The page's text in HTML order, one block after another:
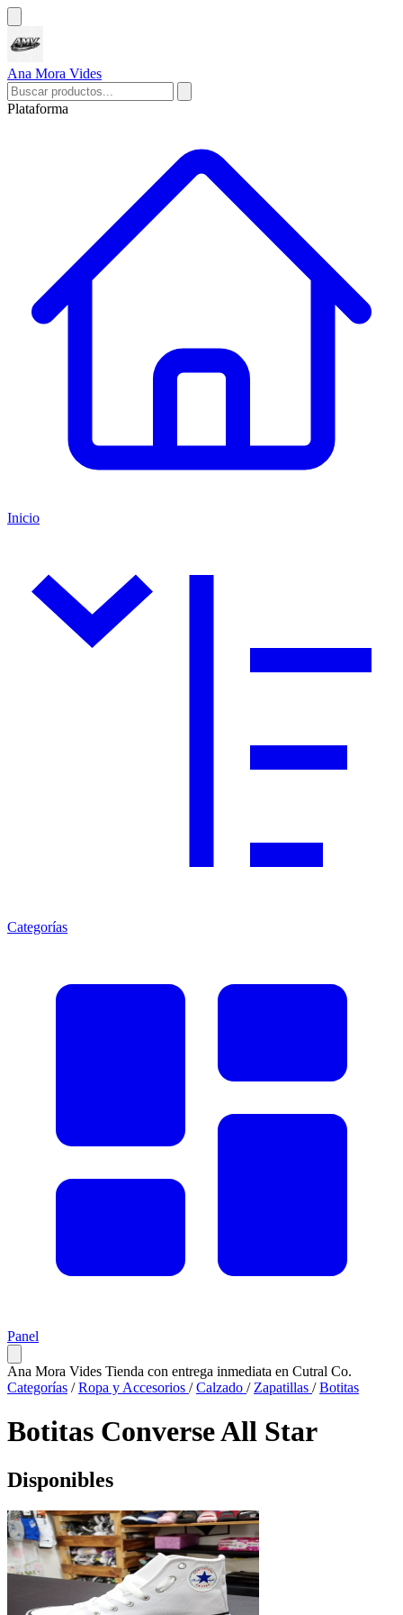
Ana Mora Vides
Plataforma
Inicio
Categorías
Panel
Ana Mora Vides Tienda con entrega inmediata en Cutral Co.
Categorías / Ropa y Accesorios / Calzado / Zapatillas / Botitas
Botitas Converse All Star
Disponibles